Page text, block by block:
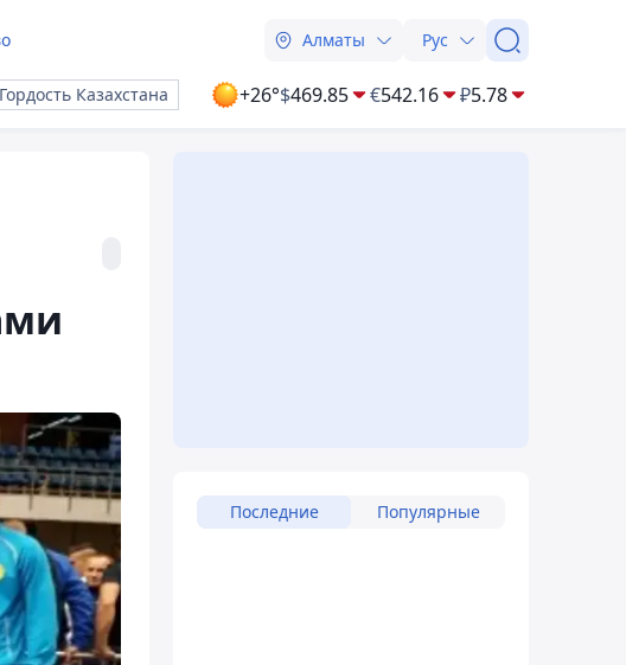
Алматы Рус
Казахстана +26°$469.85 €542.16 ₽5.78
Последние Популярные